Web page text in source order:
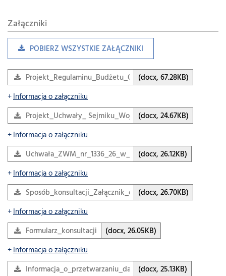
Załączniki
POBIERZ WSZYSTKIE ZAŁĄCZNIKI
(docx, 67.28KB)
Informacja o załączniku
Projekt_Uchwały_ Sejmiku_Województwa_Małopolskiego
(docx, 24.67KB)
Informacja o załączniku
(docx, 26.12KB)
Informacja o załączniku
(docx, 26.70KB)
Informacja o załączniku
Formularz_konsultacji
(docx, 26.05KB)
Informacja o załączniku
Informacja_o_przetwarzaniu_danych_osobowych
(docx, 25.13KB)